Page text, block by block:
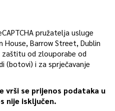
pružatelja usluge
Barrow Street, Dublin
zaštitu od zlouporabe od
(botovi) i za sprječavanje
vrši se prijenos podataka u
nije isključen.